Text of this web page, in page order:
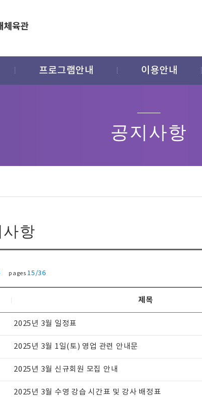
프로그램안내 이용안내
공지사항
항
pages 15/36
제목
2025년 3월 일정표
2025년 3월 1일(토) 영업 관련 안내문
2025년 3월 신규회원 모집 안내
2025년 3월 수영 강습 시간표 및 강사 배정표